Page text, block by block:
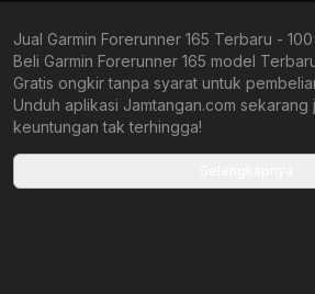
Jual Garmin Forerunner 165 Terbaru -
Beli Garmin Forerunner 165 model
Gratis ongkir tanpa syarat untuk
Unduh aplikasi Jamtangan.com sekarang
keuntungan tak terhingga!
Garmin Venu 3